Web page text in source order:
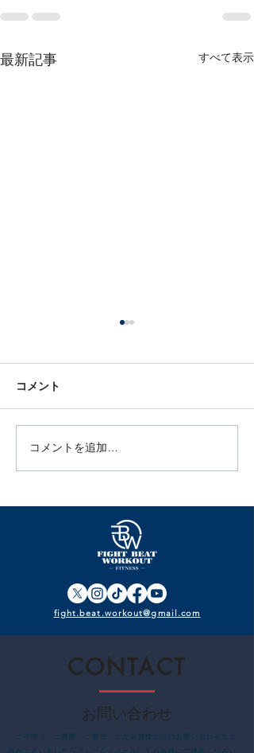
最新記事 すべて表示
5月スケジュール公開｜猿
田洋祐復帰戦PV＆体力測
見える化”
コメント
コメントを追加…
fight.beat.workout@gmail.com
CONTACT
お問い合わせ
​ご不明点、ご質問、ご要望、また会員様からのお問い合わせなど
何かございましたらフォーム／メールにてお気軽にご連絡ください。